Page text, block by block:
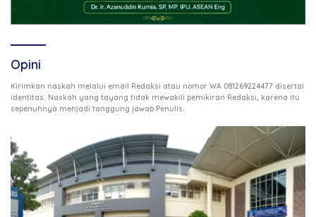
Opini
Kirimkan naskah melalui email Redaksi atau nomor WA 081269224477 disertai
identitas. Naskah yang tayang tidak mewakili pemikiran Redaksi, karena itu
sepenuhnya menjadi tanggung jawab Penulis